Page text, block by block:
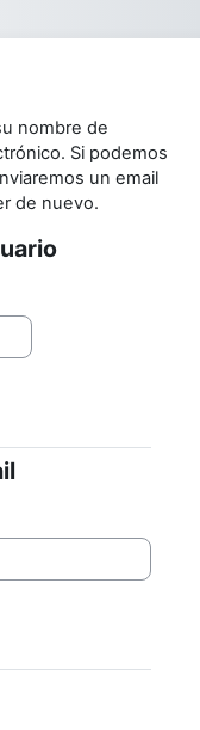
nombre de
Si podemos
un email
de nuevo.